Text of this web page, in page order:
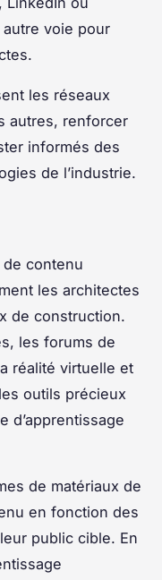
voie pour
les réseaux
autres, renforcer
informés des
de l’industrie.
contenu
les architectes
de construction.
les forums de
réalité virtuelle et
outils précieux
d’apprentissage
de matériaux de
en fonction des
public cible. En